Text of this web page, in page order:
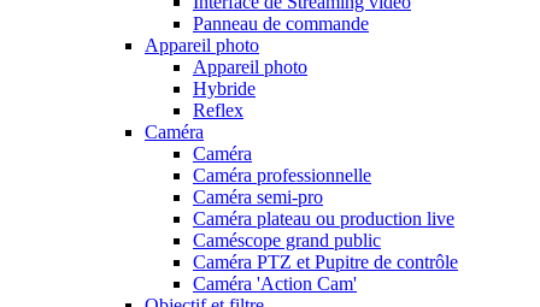
Panneau de commande
Appareil photo
Appareil photo
Hybride
Reflex
Caméra
Caméra
Caméra professionnelle
Caméra semi-pro
Caméra plateau ou production live
Caméscope grand public
Caméra PTZ et Pupitre de contrôle
Caméra 'Action Cam'